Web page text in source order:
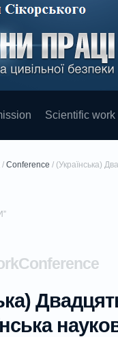
Scientific work
/ Conference / (Українська)